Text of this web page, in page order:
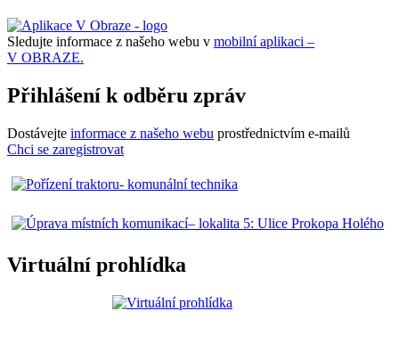
Sledujte informace z našeho webu v mobilní aplikaci –
V OBRAZE.
Přihlášení k odběru zpráv
Dostávejte informace z našeho webu prostřednictvím e-mailů
Chci se zaregistrovat
Virtuální prohlídka